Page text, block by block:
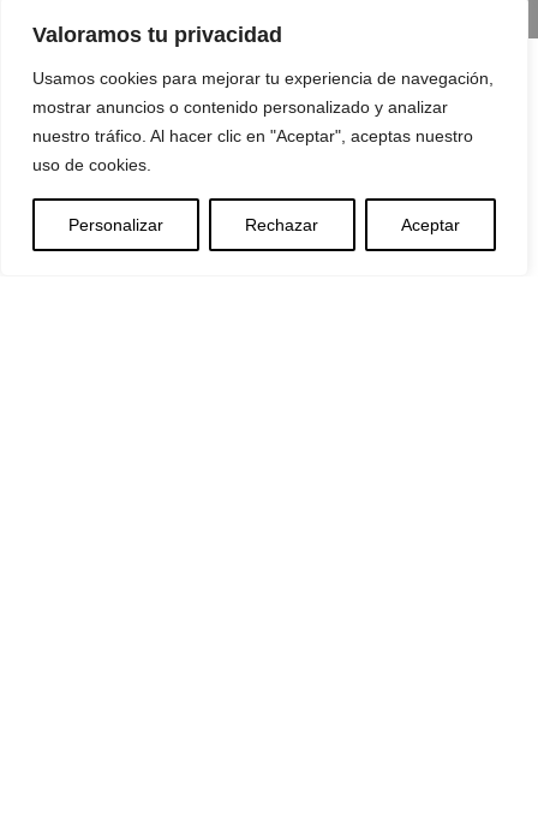
Valoramos tu privacidad
Usamos cookies para mejorar tu experiencia de navegación,
mostrar anuncios o contenido personalizado y analizar
nuestro tráfico. Al hacer clic en "Aceptar", aceptas nuestro
uso de cookies.
Personalizar Rechazar Aceptar
INÍCIO
CORPORATE
SERVIÇOS
BLOG